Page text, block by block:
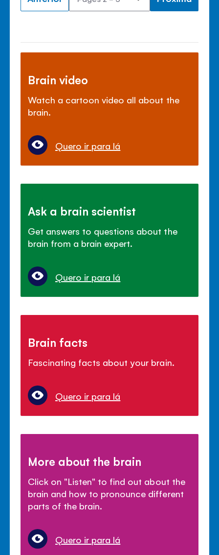
Brain video
Watch a cartoon video all about the
brain.
Quero ir para lá
Ask a brain scientist
Get answers to questions about the
brain from a brain expert.
Quero ir para lá
Brain facts
Fascinating facts about your brain.
Quero ir para lá
More about the brain
Click on "Listen" to find out about the
brain and how to pronounce different
parts of the brain.
Quero ir para lá